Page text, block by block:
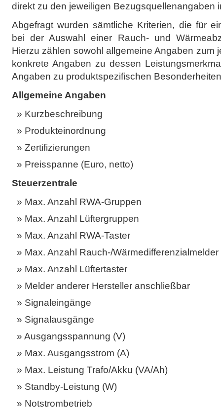
direkt zu den jeweiligen Bezugsquellenangaben
Abgefragt wurden sämtliche Kriterien, die für
bei der Auswahl einer Rauch- und
Hierzu zählen sowohl allgemeine Angaben zum
konkrete Angaben zu dessen
Angaben zu produktspezifischen
Allgemeine Angaben
Kurzbeschreibung
Produkteinordnung
Zertifizierungen
Preisspanne (Euro, netto)
Steuerzentrale
Max. Anzahl RWA-Gruppen
Max. Anzahl Lüftergruppen
Max. Anzahl RWA-Taster
Max. Anzahl Rauch-/Wärmedifferenzialmelder
Max. Anzahl Lüftertaster
Melder anderer Hersteller anschließbar
Signaleingänge
Signalausgänge
Ausgangsspannung (V)
Max. Ausgangsstrom (A)
Max. Leistung Trafo/Akku (VA/Ah)
Standby-Leistung (W)
Notstrombetrieb